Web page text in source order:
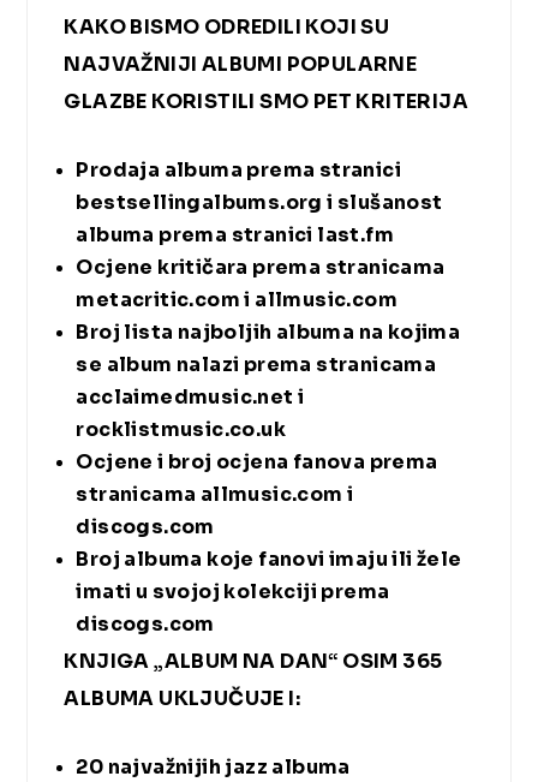
KAKO BISMO ODREDILI KOJI SU
NAJVAŽNIJI ALBUMI POPULARNE
GLAZBE KORISTILI SMO PET KRITERIJA
Prodaja albuma prema stranici
bestsellingalbums.org i slušanost
albuma prema stranici last.fm
Ocjene kritičara prema stranicama
metacritic.comi allmusic.com
Broj lista najboljih albuma na kojima
se album nalazi prema stranicama
acclaimedmusic.net i
rocklistmusic.co.uk
Ocjene i broj ocjena fanova prema
stranicama allmusic.com i
discogs.com
Broj albuma koje fanovi imaju ili žele
imati u svojoj kolekciji prema
discogs.com
KNJIGA „ALBUM NA DAN“ OSIM 365
ALBUMA UKLJUČUJE I:
20 najvažnijih jazz albuma